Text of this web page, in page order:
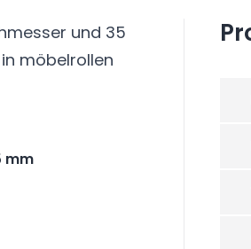
und 35
möbelrollen
mm